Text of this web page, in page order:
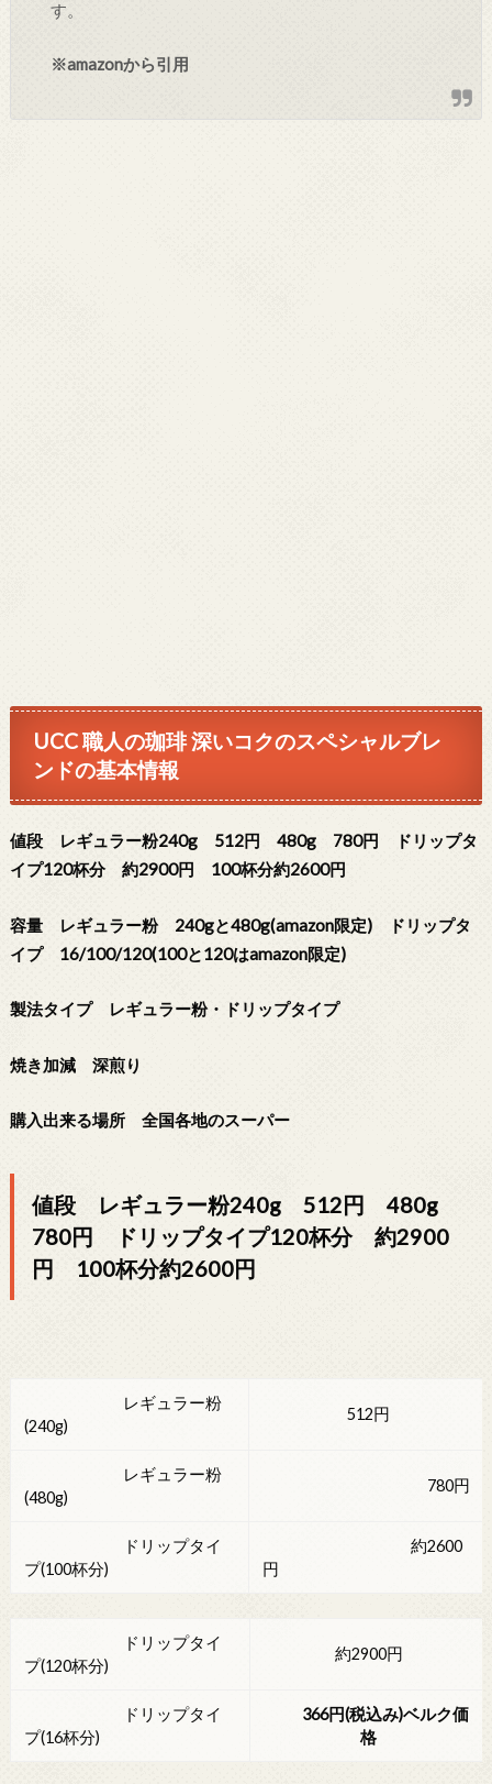
す。
※amazonから引用
UCC 職人の珈琲 深いコクのスペシャルブレ
ンドの基本情報
値段 レギュラー粉240g 512円 480g 780円 ドリップタ
イプ120杯分 約2900円 100杯分約2600円
容量 レギュラー粉 240gと480g(amazon限定) ドリップタ
イプ 16/100/120(100と120はamazon限定)
製法タイプ レギュラー粉・ドリップタイプ
焼き加減 深煎り
購入出来る場所 全国各地のスーパー
値段 レギュラー粉240g 512円 480g
780円 ドリップタイプ120杯分 約2900
円 100杯分約2600円
レギュラー粉
(240g)
512円
レギュラー粉
(480g)
780円
ドリップタイ
プ(100杯分)
約2600
円
ドリップタイ
プ(120杯分)
約2900円
ドリップタイ
プ(16杯分)
366円(税込み)ベルク価
格